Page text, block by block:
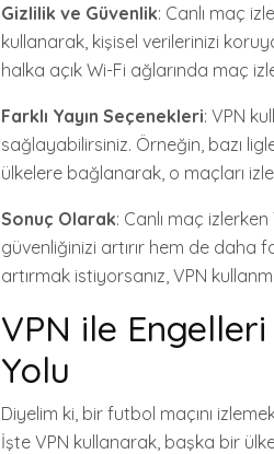
Gizlilik ve Güvenlik: Canlı maç
kullanarak, kişisel verilerinizi
halka açık Wi-Fi ağlarında maç
Farklı Yayın Seçenekleri: VPN
sağlayabilirsiniz. Örneğin, bazı
ülkelere bağlanarak, o maçları
Sonuç Olarak: Canlı maç
güvenliğinizi artırır hem de daha
artırmak istiyorsanız, VPN
VPN ile Engelleri
Yolu
Diyelim ki, bir futbol maçını
İşte VPN kullanarak, başka bir